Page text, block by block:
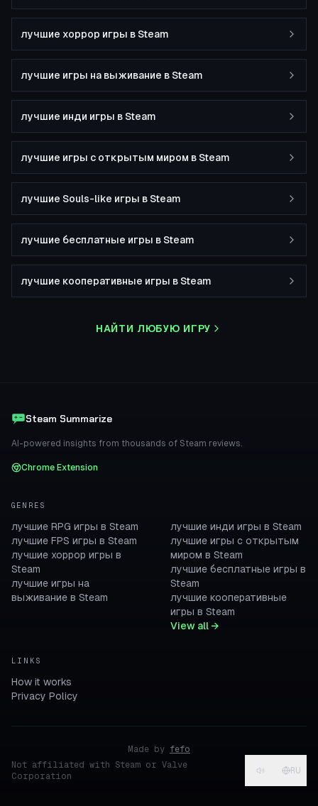
лучшие хоррор игры в Steam
лучшие игры на выживание в Steam
лучшие инди игры в Steam
лучшие игры с открытым миром в Steam
лучшие Souls-like игры в Steam
лучшие бесплатные игры в Steam
лучшие кооперативные игры в Steam
НАЙТИ ЛЮБУЮ ИГРУ
Steam Summarize
AI-powered insights from thousands of Steam reviews.
Chrome Extension
GENRES
лучшие RPG игры в Steam
лучшие FPS игры в Steam
лучшие хоррор игры в
Steam
лучшие игры на
выживание в Steam
лучшие инди игры в Steam
лучшие игры с открытым
миром в Steam
лучшие бесплатные игры в
Steam
лучшие кооперативные
игры в Steam
View all →
LINKS
How it works
Privacy Policy
Made by fefo
Not affiliated with Steam or Valve
Corporation
RU